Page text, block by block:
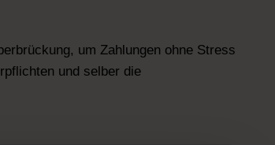
um Zahlungen ohne Stress
und selber die